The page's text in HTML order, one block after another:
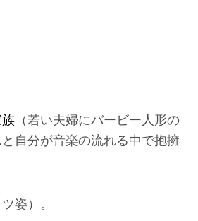
（若い夫婦にバービー人形の
自分が音楽の流れる中で抱擁
姿）。